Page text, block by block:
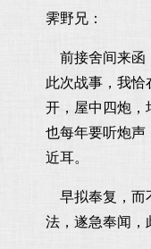
霁野兄：
前接舍间来函
此次战事，我恰
开，屋中四炮，
也每年要听炮声
近耳。
早拟奉复，而
法，遂急奉闻，